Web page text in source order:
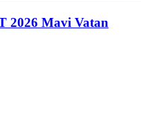
2026 Mavi Vatan